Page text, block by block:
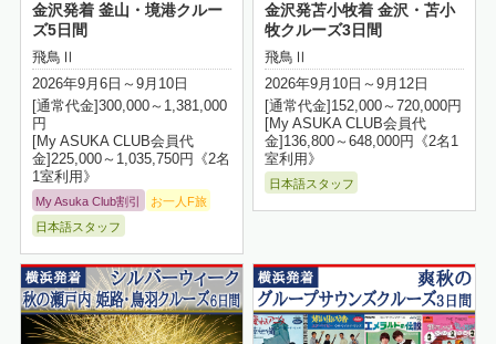
金沢発着 釜山・境港クルー
ズ5日間
飛鳥Ⅱ
2026年9月6日～9月10日
[通常代金]300,000～1,381,000
円
[My ASUKA CLUB会員代
金]225,000～1,035,750円《2名
1室利用》
My Asuka Club割引
お一人F旅
日本語スタッフ
金沢発苫小牧着 金沢・苫小
牧クルーズ3日間
飛鳥Ⅱ
2026年9月10日～9月12日
[通常代金]152,000～720,000円
[My ASUKA CLUB会員代
金]136,800～648,000円《2名1
室利用》
日本語スタッフ
詳細はこちら